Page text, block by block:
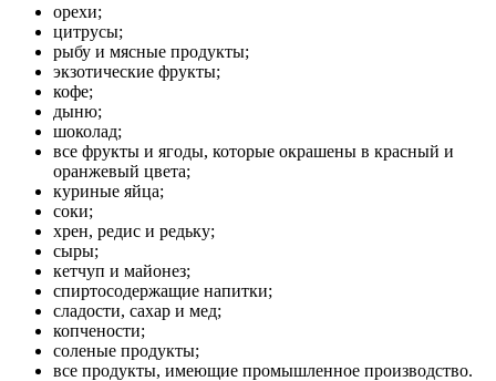
орехи;
цитрусы;
рыбу и мясные продукты;
экзотические фрукты;
кофе;
дыню;
шоколад;
все фрукты и ягоды, которые окрашены в красный и
оранжевый цвета;
куриные яйца;
соки;
хрен, редис и редьку;
сыры;
кетчуп и майонез;
спиртосодержащие напитки;
сладости, сахар и мед;
копчености;
соленые продукты;
все продукты, имеющие промышленное производство.